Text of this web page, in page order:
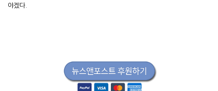
야겠다.